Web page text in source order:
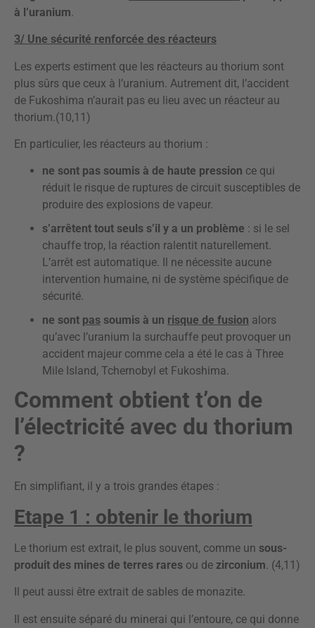
à l’uranium.
3/ Une sécurité renforcée des réacteurs
Les experts estiment que les réacteurs au thorium sont
plus sûrs que ceux à l’uranium. Autrement dit, l’accident
de Fukoshima n’aurait pas eu lieu avec un réacteur au
thorium.(10,11)
En particulier, les réacteurs au thorium :
ne sont pas soumis à de haute pression ce qui
réduit le risque de ruptures de circuit susceptibles de
produire des explosions de vapeur.
s’arrêtent tout seuls s’il y a un problème : si le sel
chauffe trop, la réaction ralentit naturellement.
L’arrêt est automatique. Il ne nécessite aucune
intervention humaine, ni de système spécifique de
sécurité.
ne sont pas soumis à un risque de fusion alors
qu’avec l’uranium la surchauffe peut provoquer un
accident majeur comme cela a été le cas à Three
Mile Island, Tchernobyl et Fukoshima.
Comment obtient t’on de
l’électricité avec du thorium
?
En simplifiant, il y a trois grandes étapes :
Etape 1 : obtenir le thorium
Le thorium est extrait, le plus souvent, comme un sous-
produit des mines de terres rares ou de zirconium. (4,11)
Il peut aussi être extrait de sables de monazite.
Il est ensuite séparé du minerai qui l’entoure, ce qui donne